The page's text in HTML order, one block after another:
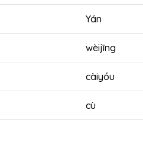
Yán
wèijīng
càiyóu
cù